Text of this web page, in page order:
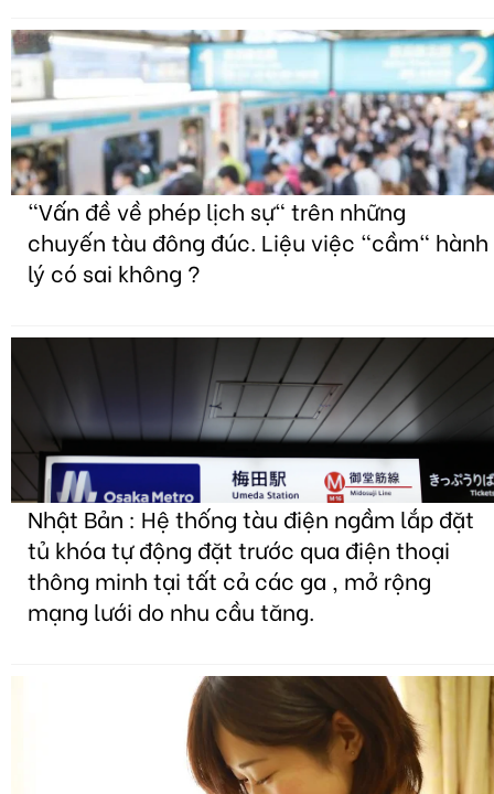
"Vấn đề về phép lịch sự" trên những
chuyến tàu đông đúc. Liệu việc "cầm" hành
lý có sai không ?
Nhật Bản : Hệ thống tàu điện ngầm lắp đặt
tủ khóa tự động đặt trước qua điện thoại
thông minh tại tất cả các ga , mở rộng
mạng lưới do nhu cầu tăng.